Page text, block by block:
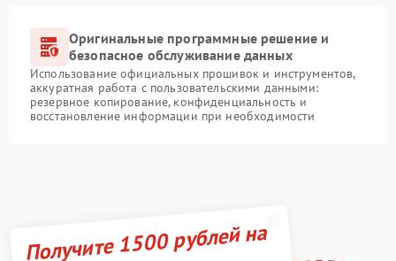
Оригинальные программные решение и
безопасное обслуживание данных
Использование официальных прошивок и инструментов,
аккуратная работа с пользовательскими данными:
резервное копирование, конфиденциальность и
восстановление информации при необходимости
Получите 1500 рублей на